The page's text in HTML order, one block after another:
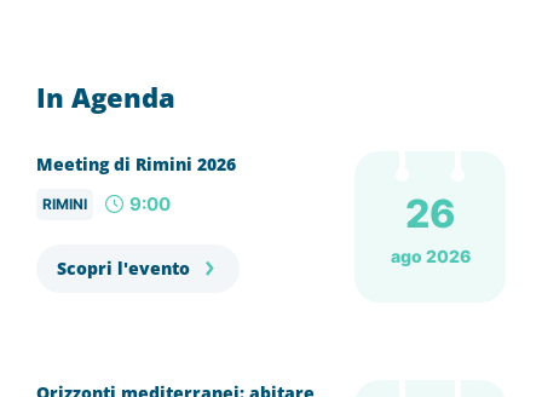
In Agenda
Meeting di Rimini 2026
RIMINI 9:00
Scopri l'evento
26
ago 2026